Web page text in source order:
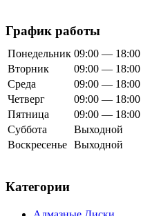
График работы
Понедельник 09:00 — 18:00
Вторник
09:00 — 18:00
Среда
09:00 — 18:00
Четверг
09:00 — 18:00
Пятница
09:00 — 18:00
Суббота
Выходной
Воскресенье Выходной
Категории